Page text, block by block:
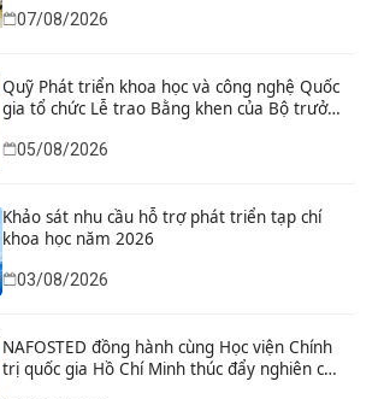
07/08/2026
Quỹ Phát triển khoa học và công nghệ Quốc
gia tổ chức Lễ trao Bằng khen của Bộ trưởng
nhân có thành tích xuất sắc
05/08/2026
Khảo sát nhu cầu hỗ trợ phát triển tạp chí
khoa học năm 2026
03/08/2026
NAFOSTED đồng hành cùng Học viện Chính
trị quốc gia Hồ Chí Minh thúc đẩy nghiên cứu